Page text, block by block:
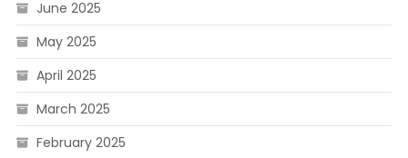
June 2025
May 2025
April 2025
March 2025
February 2025